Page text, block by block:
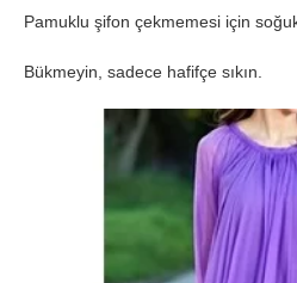
Pamuklu şifon çekmemesi için soğuk
Bükmeyin, sadece hafifçe sıkın.